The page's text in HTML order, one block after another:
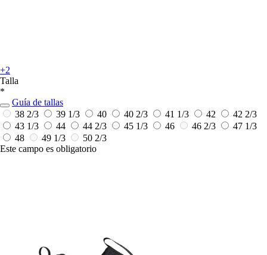
+2
Talla
*
Guía de tallas
38 2/3
39 1/3 40 40 2/3 41 1/3 42
42 2/3
43 1/3
44 44 2/3 45 1/3 46 46 2/3
47 1/3
48
49 1/3
50 2/3
Este campo es obligatorio